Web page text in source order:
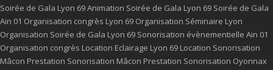
Soirée de Gala Lyon 69Animation Soirée de Gala Lyon 69 Soirée de Gala
Ain 01 Organisation congrès Lyon 69 Organisation Séminaire Lyon
Organisation Soirée de Gala Lyon 69 Sonorisation évènementielle Ain 01
Organisation congrès Location Eclairage Lyon 69 Location Sonorisation
Mâcon Prestation Sonorisation Mâcon Prestation Sonorisation Oyonnax